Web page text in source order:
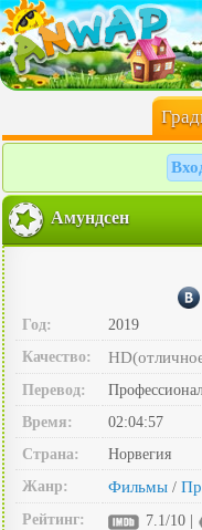
Амундсен
Год:
2019
Качество:
Перевод:
Время:
02:04:57
Страна:
Норвегия
Жанр:
Фильмы /
Рейтинг: 7.1/10 |